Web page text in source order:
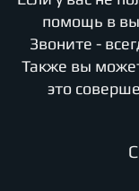
помощь в
Звоните -
Также вы
это